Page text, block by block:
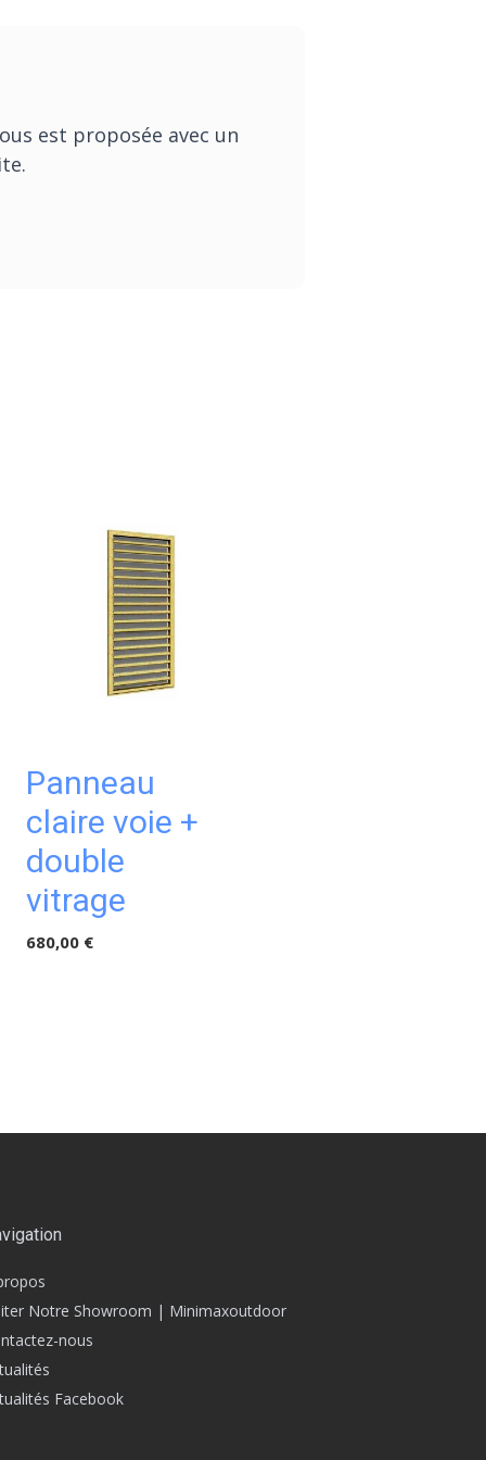
est proposée avec un
Panneau
claire voie +
double
vitrage
680,00 €
Notre Showroom | Minimaxoutdoor
nous
Facebook